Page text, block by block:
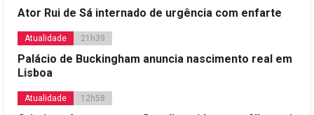
Ator Rui de Sá internado de urgência com enfarte
Atualidade 21h39
Palácio de Buckingham anuncia nascimento real em
Lisboa
Atualidade 12h58